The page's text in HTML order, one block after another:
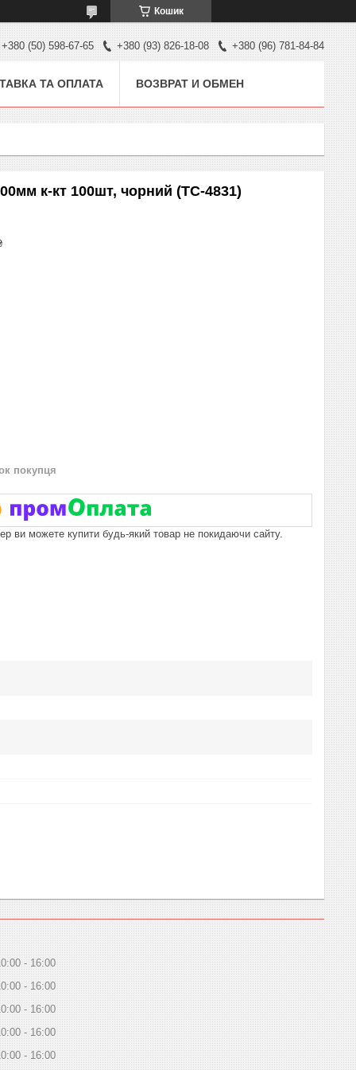
Кошик
+380 (50) 598-67-65 +380 (93) 826-18-08 +380 (96) 781-84-84
ТА ОПЛАТА ВОЗВРАТ И ОБМЕН
к-кт 100шт, чорний (TC-4831)
покупця
ви можете купити будь-який товар не покидаючи сайту.
16:00
16:00
16:00
16:00
16:00